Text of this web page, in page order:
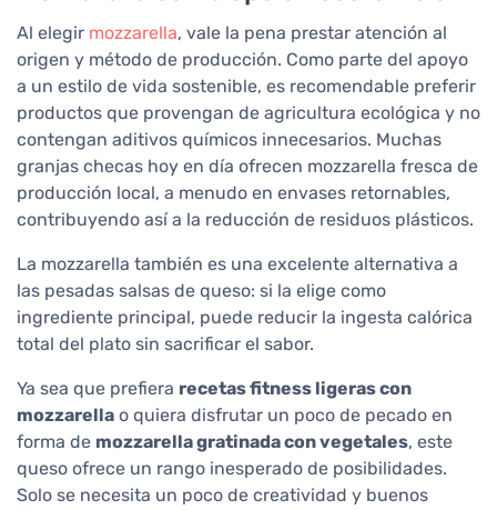
Al elegir mozzarella, vale la pena prestar atención al
origen y método de producción. Como parte del apoyo
a un estilo de vida sostenible, es recomendable preferir
productos que provengan de agricultura ecológica y no
contengan aditivos químicos innecesarios. Muchas
granjas checas hoy en día ofrecen mozzarella fresca de
producción local, a menudo en envases retornables,
contribuyendo así a la reducción de residuos plásticos.
La mozzarella también es una excelente alternativa a
las pesadas salsas de queso: si la elige como
ingrediente principal, puede reducir la ingesta calórica
total del plato sin sacrificar el sabor.
Ya sea que prefiera recetas fitness ligeras con
mozzarella o quiera disfrutar un poco de pecado en
forma de mozzarella gratinada con vegetales, este
queso ofrece un rango inesperado de posibilidades.
Solo se necesita un poco de creatividad y buenos